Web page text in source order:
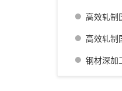
高效轧制国家工程研究中
高效轧制国家工程研
钢材深加工专题